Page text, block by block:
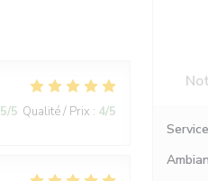
5/5 Qualité / Prix : 4/5
Service